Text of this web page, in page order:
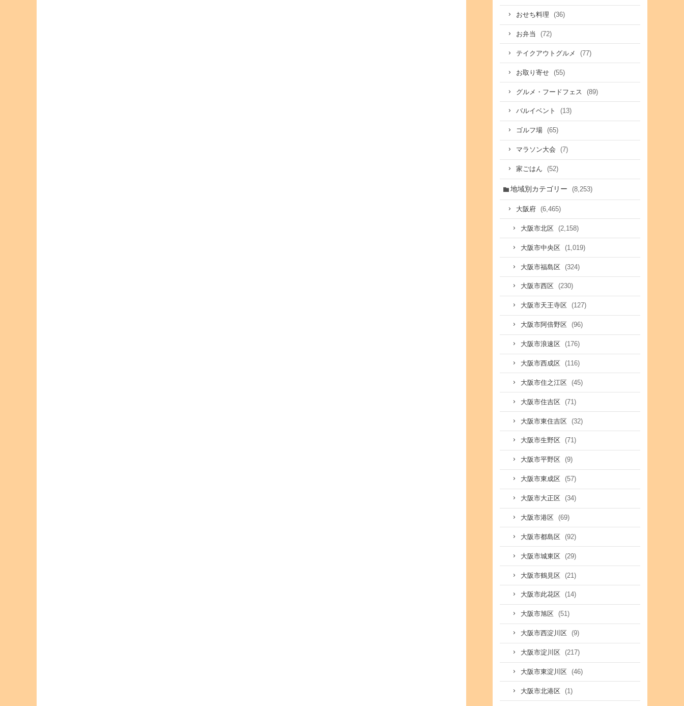
おせち料理 (36)
お弁当 (72)
テイクアウトグルメ (77)
お取り寄せ (55)
グルメ・フードフェス (89)
バルイベント (13)
ゴルフ場 (65)
マラソン大会 (7)
家ごはん (52)
地域別カテゴリー (8,253)
大阪府 (6,465)
大阪市北区 (2,158)
大阪市中央区 (1,019)
大阪市福島区 (324)
大阪市西区 (230)
大阪市天王寺区 (127)
大阪市阿倍野区 (96)
大阪市浪速区 (176)
大阪市西成区 (116)
大阪市住之江区 (45)
大阪市住吉区 (71)
大阪市東住吉区 (32)
大阪市生野区 (71)
大阪市平野区 (9)
大阪市東成区 (57)
大阪市大正区 (34)
大阪市港区 (69)
大阪市都島区 (92)
大阪市城東区 (29)
大阪市鶴見区 (21)
大阪市此花区 (14)
大阪市旭区 (51)
大阪市西淀川区 (9)
大阪市淀川区 (217)
大阪市東淀川区 (46)
大阪市北港区 (1)